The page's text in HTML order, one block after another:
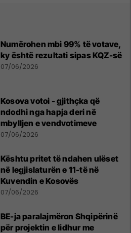
Numërohen mbi 99% të votave,
ky është rezultati sipas KQZ-së
07/06/2026
Kosova votoi - gjithçka që
ndodhi nga hapja deri në
mbylljen e vendvotimeve
07/06/2026
Kështu pritet të ndahen ulëset
në legjislaturën e 11-të në
Kuvendin e Kosovës
07/06/2026
BE-ja paralajmëron Shqipërinë
për projektin e lidhur me